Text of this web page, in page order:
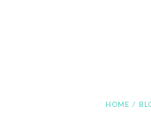
HOME